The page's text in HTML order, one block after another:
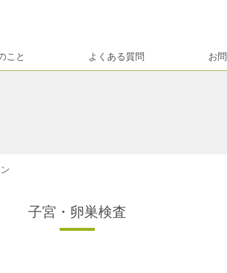
こと よくある質問 お
子宮・卵巣検査